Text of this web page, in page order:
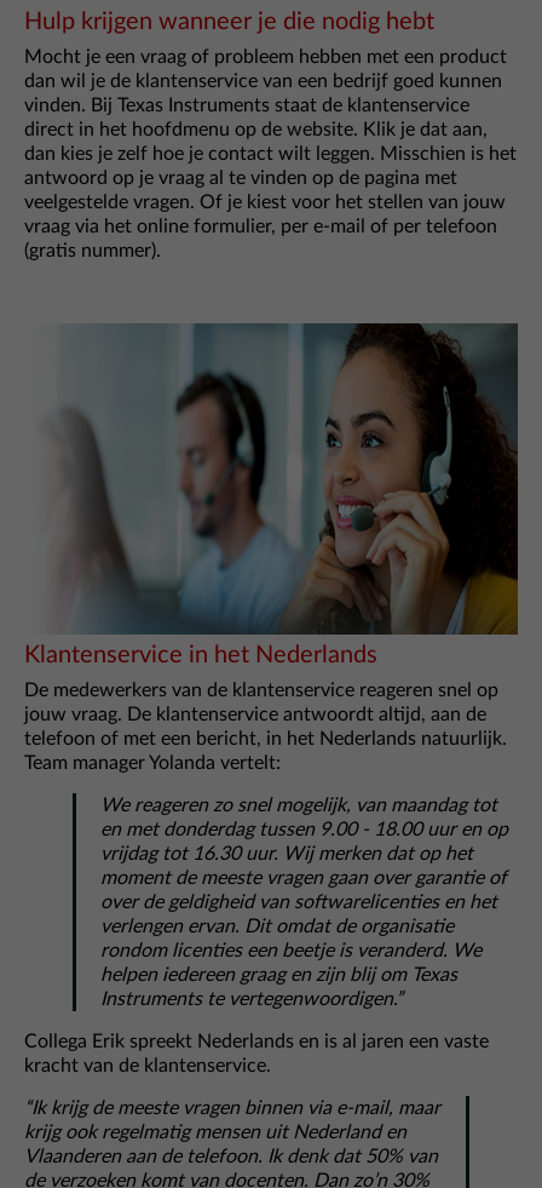
Hulp krijgen wanneer je die nodig hebt
Mocht je een vraag of probleem hebben met een product
dan wil je de klantenservice van een bedrijf goed kunnen
vinden. Bij Texas Instruments staat de klantenservice
direct in het hoofdmenu op de website. Klik je dat aan,
dan kies je zelf hoe je contact wilt leggen. Misschien is het
antwoord op je vraag al te vinden op de pagina met
veelgestelde vragen. Of je kiest voor het stellen van jouw
vraag via het online formulier, per e-mail of per telefoon
(gratis nummer).
Klantenservice in het Nederlands
De medewerkers van de klantenservice reageren snel op
jouw vraag. De klantenservice antwoordt altijd, aan de
telefoon of met een bericht, in het Nederlands natuurlijk.
Team manager Yolanda vertelt:
We reageren zo snel mogelijk, van maandag tot
en met donderdag tussen 9.00 - 18.00 uur en op
vrijdag tot 16.30 uur. Wij merken dat op het
moment de meeste vragen gaan over garantie of
over de geldigheid van softwarelicenties en het
verlengen ervan. Dit omdat de organisatie
rondom licenties een beetje is veranderd. We
helpen iedereen graag en zijn blij om Texas
Instruments te vertegenwoordigen.”
Collega Erik spreekt Nederlands en is al jaren een vaste
kracht van de klantenservice.
“Ik krijg de meeste vragen binnen via e-mail, maar
krijg ook regelmatig mensen uit Nederland en
Vlaanderen aan de telefoon. Ik denk dat 50% van
de verzoeken komt van docenten. Dan zo’n 30%